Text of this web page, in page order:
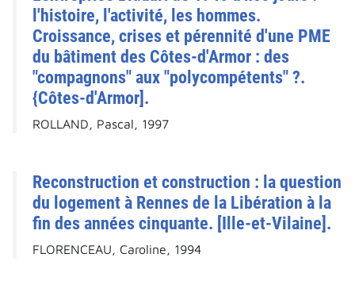
l'histoire, l'activité, les hommes.
Croissance, crises et pérennité d'une PME
du bâtiment des Côtes-d'Armor : des
"compagnons" aux "polycompétents" ?.
{Côtes-d'Armor].
ROLLAND, Pascal, 1997
Reconstruction et construction : la question
du logement à Rennes de la Libération à la
fin des années cinquante. [Ille-et-Vilaine].
FLORENCEAU, Caroline, 1994